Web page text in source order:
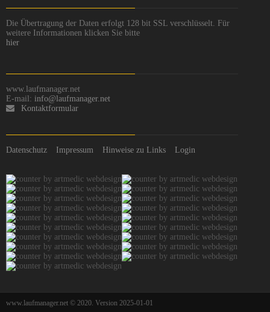
Die Übertragung der Daten erfolgt 128 bit SSL verschlüsselt. Für
weitere Informationen klicken Sie bitte
hier
www.laufmanager.net
E-mail: info@laufmanager.net
Kontaktformular
Datenschutz Impressum Hinweise zu Links Login
www.laufmanager.net © 2020. Version 2025-01-01